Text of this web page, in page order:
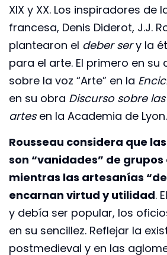
XIX y XX. Los inspiradores de
francesa, Denis Diderot, J.J.
plantearon el deber sery la
para el arte. El primero en su
sobre la voz “Arte” en la
en su obra Discurso sobre
artesen la Academia de Lyon.
Rousseau considera que
son “vanidades” de
mientras las artesanías
encarnan virtud y utilidad.
y debía ser popular, los
en su sencillez. Reflejar la
postmedieval y en las